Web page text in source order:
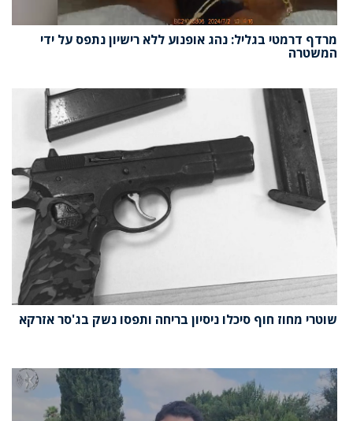
מרדף דרמטי בגליל: נהג אופנוע ללא רישיון נתפס על ידי
המשטרה
שוטרי מחוז חוף סיכלו ניסיון בריחה ותפסו נשק בג'סר אזרקא